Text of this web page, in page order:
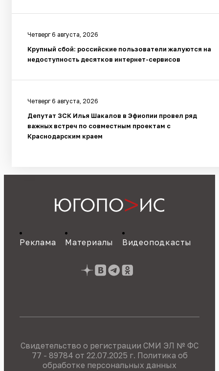
Четверг 6 августа, 2026
Крупный сбой: российские пользователи жалуются на
недоступность десятков интернет-сервисов
Четверг 6 августа, 2026
Депутат ЗСК Илья Шакалов в Эфиопии провел ряд
важных встреч по совместным проектам с
Краснодарским краем
Реклама Материалы Видеоподкасты
Свидетельство о регистрации СМИ ЭЛ № ФС
77 - 89784 от 22.07.2025 г. Политика об
обработке персональных данных